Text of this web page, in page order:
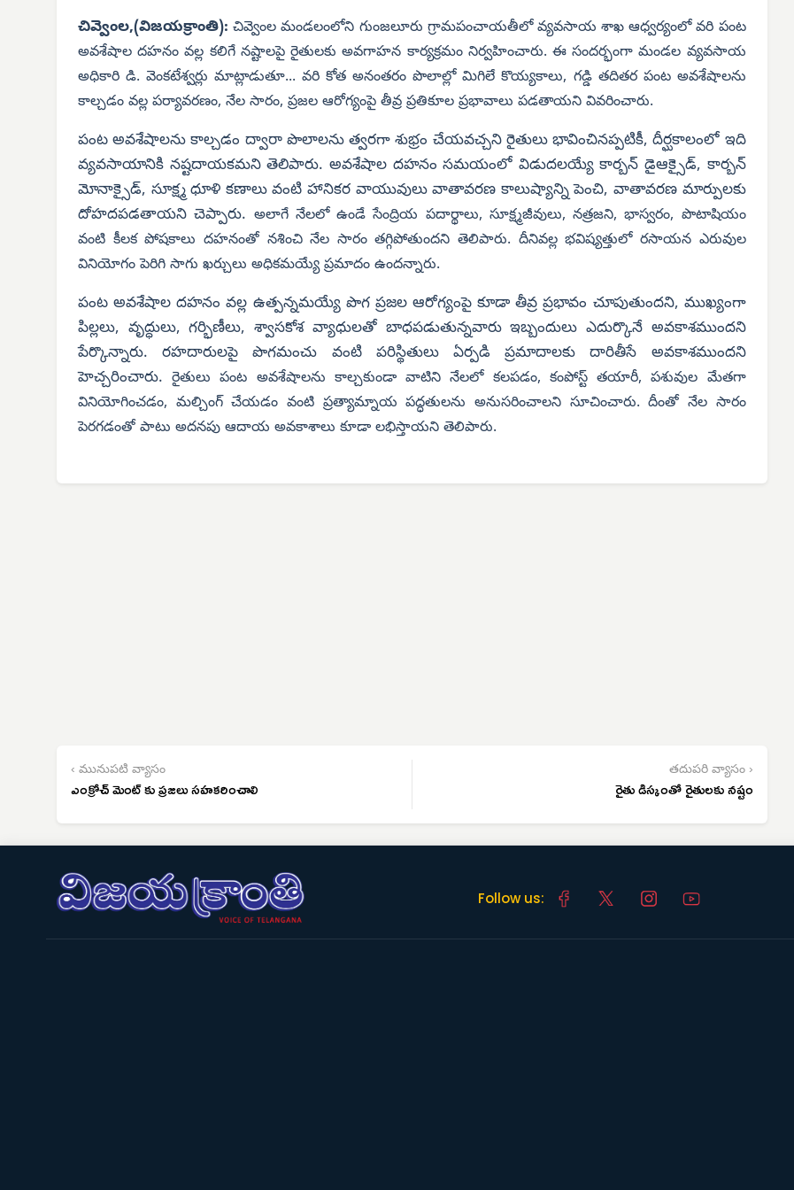
చివ్వెంల,(విజయక్రాంతి):చివ్వెంల మండలంలోని గుంజలూరు గ్రామపంచాయతీలో వ్యవసాయ శాఖ ఆధ్వర్యంలో వరి పంట
అవశేషాల దహనం వల్ల కలిగే నష్టాలపై రైతులకు అవగాహన కార్యక్రమం నిర్వహించారు. ఈ సందర్భంగా మండల వ్యవసాయ
అధికారి డి. వెంకటేశ్వర్లు మాట్లాడుతూ... వరి కోత అనంతరం పొలాల్లో మిగిలే కొయ్యకాలు, గడ్డి తదితర పంట అవశేషాలను
కాల్చడం వల్ల పర్యావరణం, నేల సారం, ప్రజల ఆరోగ్యంపై తీవ్ర ప్రతికూల ప్రభావాలు పడతాయని వివరించారు.
పంట అవశేషాలను కాల్చడం ద్వారా పొలాలను త్వరగా శుభ్రం చేయవచ్చని రైతులు భావించినప్పటికీ, దీర్ఘకాలంలో ఇది
వ్యవసాయానికి నష్టదాయకమని తెలిపారు. అవశేషాల దహనం సమయంలో విడుదలయ్యే కార్బన్ డైఆక్సైడ్, కార్బన్
మోనాక్సైడ్, సూక్ష్మ ధూళి కణాలు వంటి హానికర వాయువులు వాతావరణ కాలుష్యాన్ని పెంచి, వాతావరణ మార్పులకు
దోహదపడతాయని చెప్పారు. అలాగే నేలలో ఉండే సేంద్రియ పదార్థాలు, సూక్ష్మజీవులు, నత్రజని, భాస్వరం, పొటాషియం
వంటి కీలక పోషకాలు దహనంతో నశించి నేల సారం తగ్గిపోతుందని తెలిపారు. దీనివల్ల భవిష్యత్తులో రసాయన ఎరువుల
వినియోగం పెరిగి సాగు ఖర్చులు అధికమయ్యే ప్రమాదం ఉందన్నారు.
పంట అవశేషాల దహనం వల్ల ఉత్పన్నమయ్యే పొగ ప్రజల ఆరోగ్యంపై కూడా తీవ్ర ప్రభావం చూపుతుందని, ముఖ్యంగా
పిల్లలు, వృద్ధులు, గర్భిణీలు, శ్వాసకోశ వ్యాధులతో బాధపడుతున్నవారు ఇబ్బందులు ఎదుర్కొనే అవకాశముందని
పేర్కొన్నారు. రహదారులపై పొగమంచు వంటి పరిస్థితులు ఏర్పడి ప్రమాదాలకు దారితీసే అవకాశముందని
హెచ్చరించారు.రైతులు పంట అవశేషాలను కాల్చకుండా వాటిని నేలలో కలపడం, కంపోస్ట్ తయారీ, పశువుల మేతగా
వినియోగించడం, మల్చింగ్ చేయడం వంటి ప్రత్యామ్నాయ పద్ధతులను అనుసరించాలని సూచించారు. దీంతో నేల సారం
పెరగడంతో పాటు అదనపు ఆదాయ అవకాశాలు కూడా లభిస్తాయని తెలిపారు.
‹ మునుపటి వ్యాసం
ఎంక్రోచ్ మెంట్ కు ప్రజలు సహకరించాలి
తదుపరి వ్యాసం ›
రైతు డిస్కంతో రైతులకు నష్టం
Follow us: